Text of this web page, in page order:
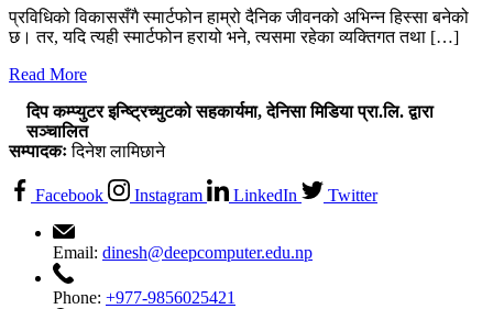
प्रविधिको विकाससँगै स्मार्टफोन हाम्रो दैनिक जीवनको अभिन्न हिस्सा बनेको
छ। तर, यदि त्यही स्मार्टफोन हरायो भने, त्यसमा रहेका व्यक्तिगत तथा […]
Read More
दिप कम्प्युटर इन्ष्ट्रिच्युटको सहकार्यमा, देनिसा मिडिया प्रा.लि. द्वारा
सञ्चालित
सम्पादकःदिनेश लामिछाने
Facebook Instagram LinkedIn Twitter
Email: dinesh@deepcomputer.edu.np
Phone: +977-9856025421